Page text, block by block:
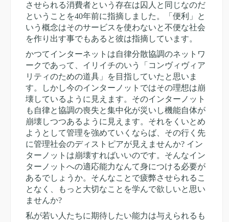
させられる消費者という存在は囚人と同じなのだ
ということを40年前に指摘しました。「便利」と
いう概念はそのサービスを使わないと不便な社会
を作り出す事でもあると彼は指摘しています。
かつてインターネットは自律分散協調のネットワ
ークであって、イリイチのいう「コンヴィヴィア
リティのための道具」を目指していたと思いま
す。しかし今のインターノットではその理想は崩
壊しているように見えます。そのインターノット
も自律と協調の喪失と集中化が災いし機能自体が
崩壊しつつあるように見えます。それをくいとめ
ようとして管理を強めていくならば、その行く先
に管理社会のディストピアが見えませんか? イン
ターノットは崩壊すればいいのです。そんなイン
ターノットへの適応能力なんて身につける必要が
あるでしょうか。そんなことで疲弊させられるこ
となく、もっと大切なことを学んで欲しいと思い
ませんか?
私が若い人たちに期待したい能力は与えられるも